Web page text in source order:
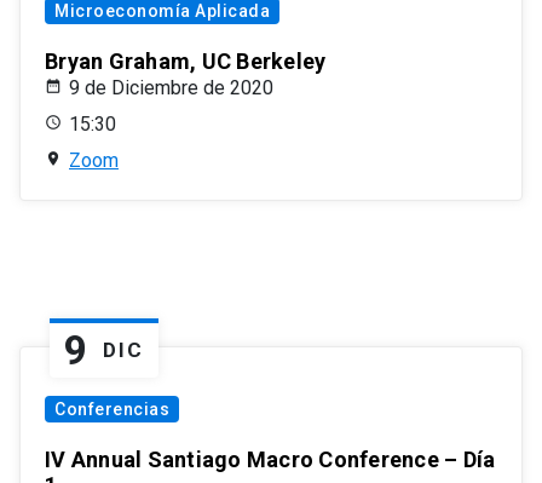
Microeconomía Aplicada
Bryan Graham, UC Berkeley
9 de Diciembre de 2020
15:30
Zoom
9 DIC
Conferencias
IV Annual Santiago Macro Conference – Día